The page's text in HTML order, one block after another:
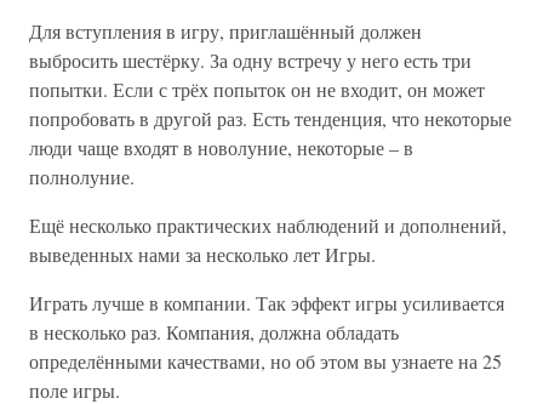
Для вступления в игру, приглашённый должен
выбросить шестёрку. За одну встречу у него есть три
попытки. Если с трёх попыток он не входит, он может
попробовать в другой раз. Есть тенденция, что некоторые
люди чаще входят в новолуние, некоторые – в
полнолуние.
Ещё несколько практических наблюдений и дополнений,
выведенных нами за несколько лет Игры.
Играть лучше в компании. Так эффект игры усиливается
в несколько раз. Компания, должна обладать
определёнными качествами, но об этом вы узнаете на 25
поле игры.